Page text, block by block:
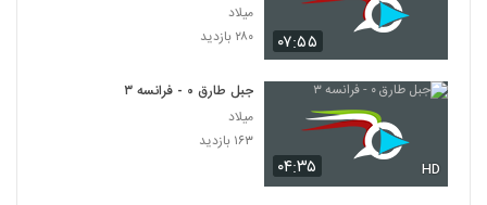
۰۷:۵۵
میلاد
۲۸۰ بازدید
۰۴:۳۵ HD
جبل طارق ۰ - فرانسه ۳
میلاد
۱۶۳ بازدید